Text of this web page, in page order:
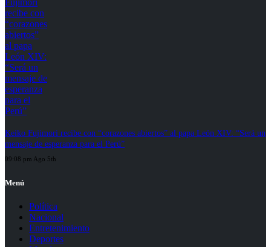
Keiko Fujimori recibe con “corazones abiertos” al papa León XIV: “Será un
mensaje de esperanza para el Perú”
09:08 pm Ago 5th
Menú
Política
Nacional
Entretenimiento
Deportes